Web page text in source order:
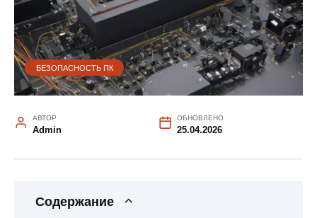
БЕЗОПАСНОСТЬ ПК
АВТОР
Admin
ОБНОВЛЕНО
25.04.2026
Содержание